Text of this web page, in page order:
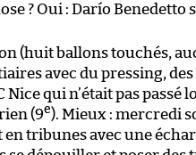
? Oui : Darío Benedetto
(huit ballons touchés,
avec du pressing,
qui n’était pas passé
(9e). Mieux : mercredi
tribunes avec une